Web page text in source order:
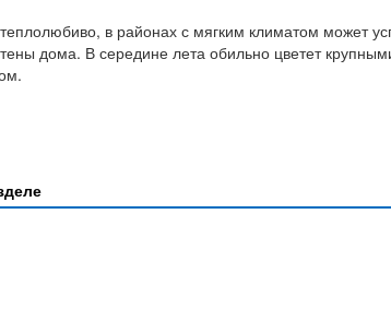
в районах с мягким климатом может
дома. В середине лета обильно цветет